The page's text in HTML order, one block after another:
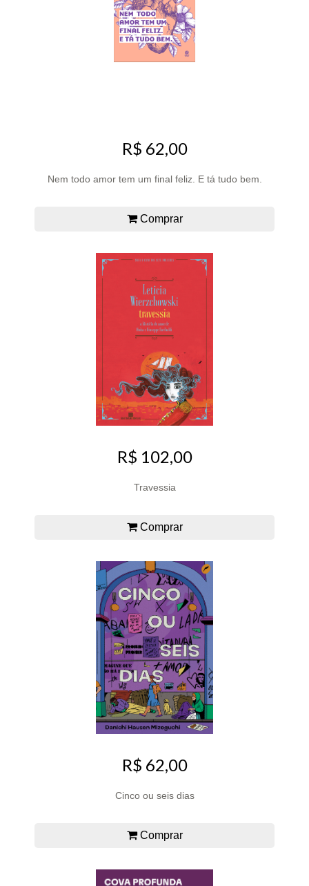
R$ 62,00
Nem todo amor tem um final feliz. E tá tudo bem.
Comprar
R$ 102,00
Travessia
Comprar
R$ 62,00
Cinco ou seis dias
Comprar